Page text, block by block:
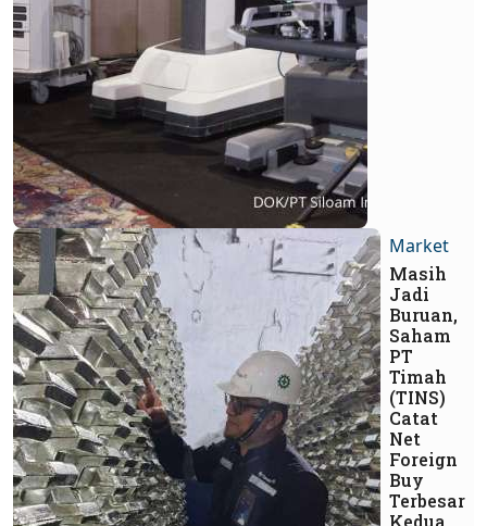
Market
Masih
Jadi
Buruan,
Saham
PT
Timah
(TINS)
Catat
Net
Foreign
Buy
Terbesar
Kedua